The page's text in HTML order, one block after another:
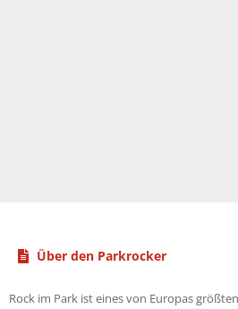
Über den Parkrocker
Rock im Park ist eines von Europas